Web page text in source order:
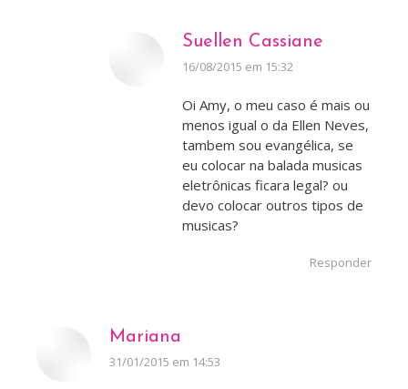
Suellen Cassiane
disse:
16/08/2015 em 15:32
Oi Amy, o meu caso é mais ou
menos igual o da Ellen Neves,
tambem sou evangélica, se
eu colocar na balada musicas
eletrônicas ficara legal? ou
devo colocar outros tipos de
musicas?
Responder
Mariana
disse:
31/01/2015 em 14:53